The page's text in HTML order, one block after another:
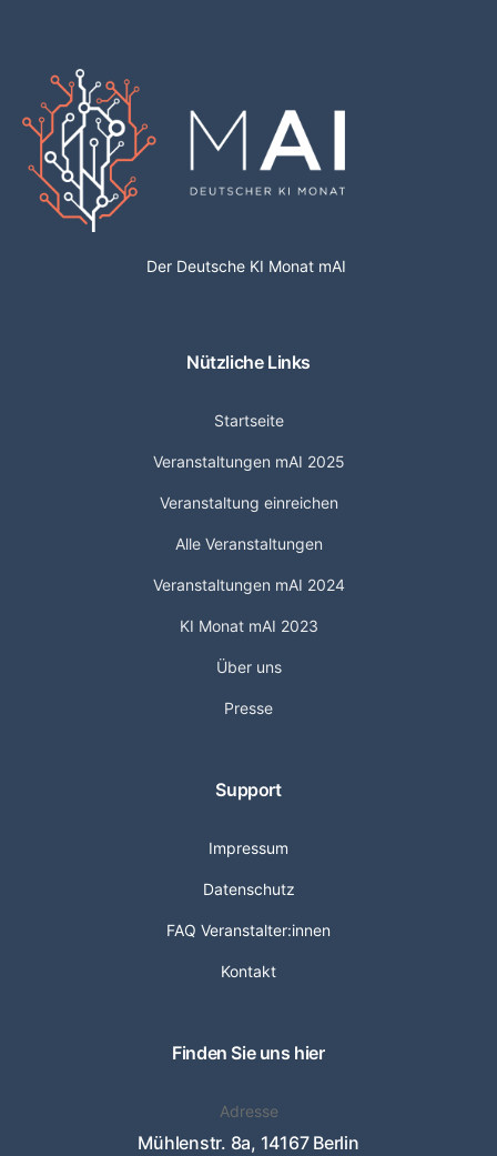
Der Deutsche KI Monat mAI
Nützliche Links
Startseite
Veranstaltungen mAI 2025
Veranstaltung einreichen
Alle Veranstaltungen
Veranstaltungen mAI 2024
KI Monat mAI 2023
Über uns
Presse
Support
Impressum
Datenschutz
FAQ Veranstalter:innen
Kontakt
Finden Sie uns hier
Adresse
Mühlenstr. 8a, 14167 Berlin